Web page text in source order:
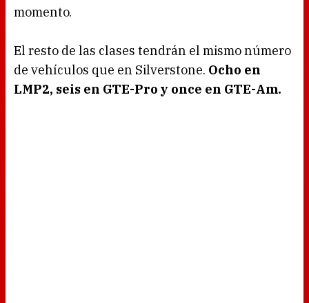
momento.
El resto de las clases tendrán el mismo número
de vehículos que en Silverstone. Ocho en
LMP2, seis en GTE-Pro y once en GTE-Am.